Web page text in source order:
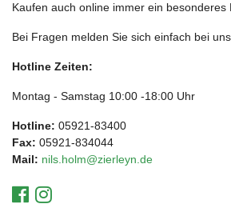
Kaufen auch online immer ein besonderes
Bei Fragen melden Sie sich einfach bei
Hotline Zeiten:
Montag - Samstag 10:00 -18:00 Uhr
Hotline: 05921-83400
Fax: 05921-834044
Mail: nils.holm@zierleyn.de